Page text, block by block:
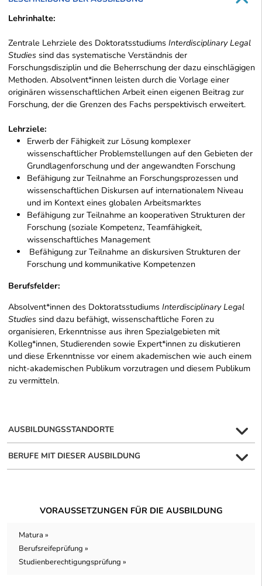
Lehrinhalte:
Zentrale Lehrziele des Doktoratsstudiums Interdisciplinary Legal
Studies sind das systematische Verständnis der
Forschungsdisziplin und die Beherrschung der dazu einschlägigen
Methoden. Absolvent*innen leisten durch die Vorlage einer
originären wissenschaftlichen Arbeit einen eigenen Beitrag zur
Forschung, der die Grenzen des Fachs perspektivisch erweitert.
Lehrziele:
Erwerb der Fähigkeit zur Lösung komplexer
wissenschaftlicher Problemstellungen auf den Gebieten der
Grundlagenforschung und der angewandten Forschung
Befähigung zur Teilnahme an Forschungsprozessen und
wissenschaftlichen Diskursen auf internationalem Niveau
und im Kontext eines globalen Arbeitsmarktes
Befähigung zur Teilnahme an kooperativen Strukturen der
Forschung (soziale Kompetenz, Teamfähigkeit,
wissenschaftliches Management
Befähigung zur Teilnahme an diskursiven Strukturen der
Forschung und kommunikative Kompetenzen
Berufsfelder:
Absolvent*innen des Doktoratsstudiums Interdisciplinary Legal
Studies sind dazu befähigt, wissenschaftliche Foren zu
organisieren, Erkenntnisse aus ihren Spezialgebieten mit
Kolleg*innen, Studierenden sowie Expert*innen zu diskutieren
und diese Erkenntnisse vor einem akademischen wie auch einem
nicht-akademischen Publikum vorzutragen und diesem Publikum
zu vermitteln.
AUSBILDUNGSSTANDORTE
BERUFE MIT DIESER AUSBILDUNG
VORAUSSETZUNGEN FÜR DIE AUSBILDUNG
Matura »
Berufsreifeprüfung »
Studienberechtigungsprüfung »